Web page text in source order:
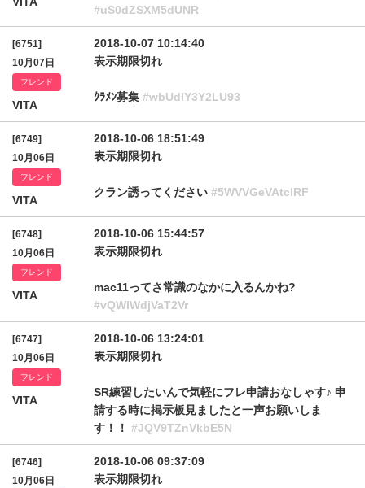
#uS0dZSXM5dUNR
[6751]
10月07日
フレンド
VITA
2018-10-07 10:14:40
表示期限切れ
ｸﾗﾒﾝ募集 #wbUdlY3Y2LU93
[6749]
10月06日
フレンド
VITA
2018-10-06 18:51:49
表示期限切れ
クラン誘ってください #5WVVGeVAtclRF
[6748]
10月06日
フレンド
VITA
2018-10-06 15:44:57
表示期限切れ
mac11ってさ常識のなかに入るんかね?
#vQWlWdjVaT2Vr
[6747]
10月06日
フレンド
VITA
2018-10-06 13:24:01
表示期限切れ
SR練習したいんで気軽にフレ申請おなしゃす♪ 申
請する時に掲示板見ましたと一声お願いしま
す！！ #JQV9TZnVkbE5N
[6746]
10月06日
2018-10-06 09:37:09
表示期限切れ